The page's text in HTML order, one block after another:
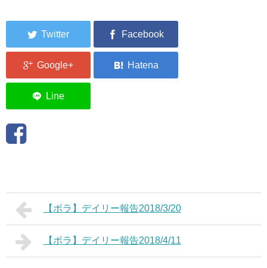
【ボラ】デイリー報告2018/3/20
【ボラ】デイリー報告2018/4/11